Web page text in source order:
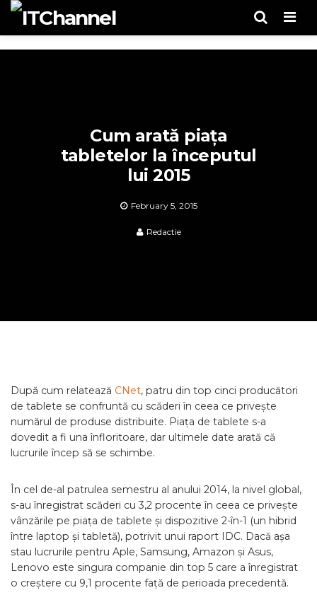
Cum arată piața
tabletelor la începutul
lui 2015
February 5, 2015
Redactie
După cum relatează CNet, patru din top cinci producători
de tablete se confruntă cu scăderi în ceea ce privește
numărul de produse distribuite. Piața de tablete s-a
dovedit a fi una înfloritoare, dar ultimele date arată că
lucrurile încep să se schimbe.
În cel de-al patrulea semestru al anului 2014, la nivel global,
s-au înregistrat scăderi cu 3,2 procente în ceea ce privește
vânzările pe piața de tablete și dispozitive 2-în-1 (un hibrid
între laptop și tabletă), potrivit unui raport IDC. Dacă așa
stau lucrurile pentru Aple, Samsung, Amazon și Asus,
Lenovo este singura companie din top 5 care a înregistrat
o creștere cu 9,1 procente față de perioada precedentă.